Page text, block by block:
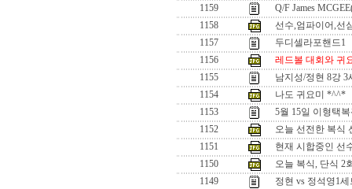
1159
Q/F James
1158
선수,엄파이어,선
1157
두디셀라포핸드1
1156
레드볼 대회와 귀
1155
남지성/정현 8강 3
1154
나도 귀요미 *^^*
1153
5월 15일 이형택
1152
오늘 선전한 복식
1151
현재 시합중인 선
1150
오늘 복식, 단식 2
1149
정현 vs 정석영1